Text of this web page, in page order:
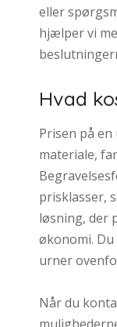
eller
hjælper vi
Hvad
Prisen på
materiale,
prisklasser,
løsning, der
økonomi.
urner
Når du